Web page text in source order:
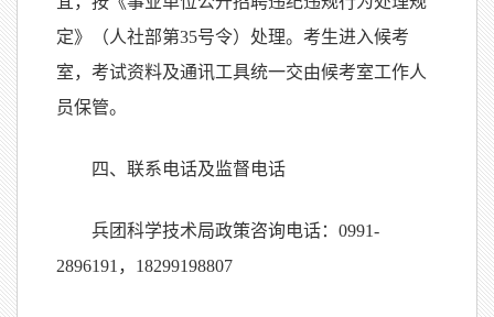
定》（人社部第35号令）处理。考生进入候考
室，考试资料及通讯工具统一交由候考室工作人
员保管。
四、联系电话及监督电话
兵团科学技术局政策咨询电话：0991-
2896191，18299198807